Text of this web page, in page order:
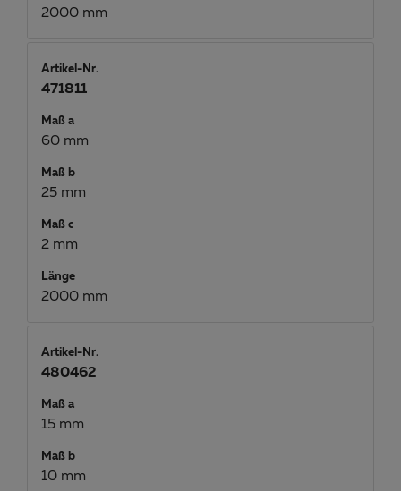
2000 mm
Artikel-Nr.
471811
Maß a
60 mm
Maß b
25 mm
Maß c
2 mm
Länge
2000 mm
Artikel-Nr.
480462
Maß a
15 mm
Maß b
10 mm